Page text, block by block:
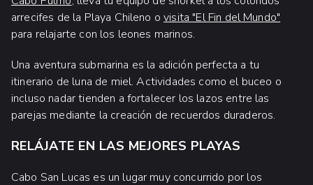
arrecifes de la Playa Chileno ovisita "El Fin del Mundo"
para relajarte con los leones marinos.
Una aventura submarina es la adición perfecta a tu
itinerario de luna de miel. Actividades como el buceo o
incluso nadar tienden a fortalecer los lazos entre las
parejas mediante la creación de recuerdos duraderos.
RELÁJATE EN LAS MEJORES PLAYAS
Cabo San Lucas es un lugar muy concurrido por los